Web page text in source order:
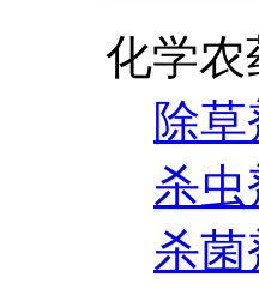
化学农
除草
杀虫
杀菌